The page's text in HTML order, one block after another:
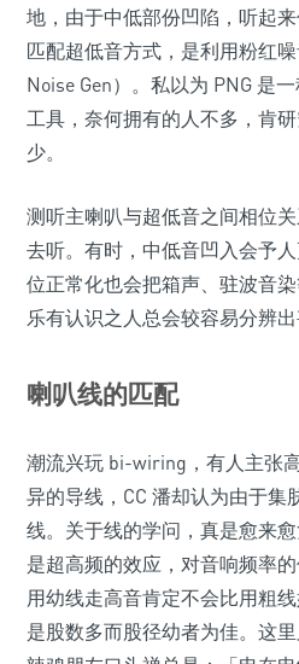
地，由于中低部份凹陷，听起
匹配超低音方式，是利用粉红
Noise Gen）。私以为 PNG 是
工具，奈何拥有的人不多，肯
少。
测听主喇叭与超低音之间相位
去听。有时，中低音凹入会予
位正常化也会把箱声、驻波音
乐有认识之人总会较容易分辨出
喇叭线的匹配
潮流兴玩 bi-wiring，有人主张
异的导线，CC 潘却认为由于集
线。关于线的学问，真是愈来
是超高频的效应，对音响频率
用幼线走高音肯定不会比用粗
是股数多而股径幼者为佳。这